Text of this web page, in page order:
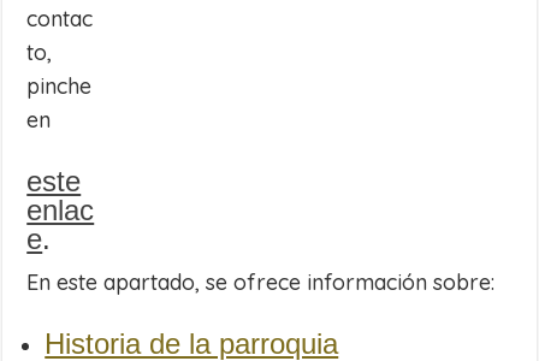
contac
to,
pinche
en
este
enlac
e.
En este apartado, se ofrece información sobre:
Historia de la parroquia